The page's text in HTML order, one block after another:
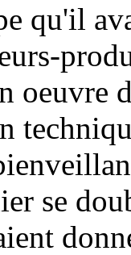
qu'il
oeuvre
se